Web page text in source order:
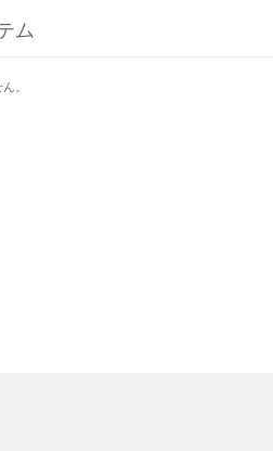
ョン性の高いフッ
な履き心地を実現。
ム
。